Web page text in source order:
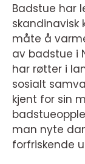
Badstue har
skandinavisk
måte å
av badstue i
har røtter i
sosialt
kjent for sin
man nyte
forfriskende